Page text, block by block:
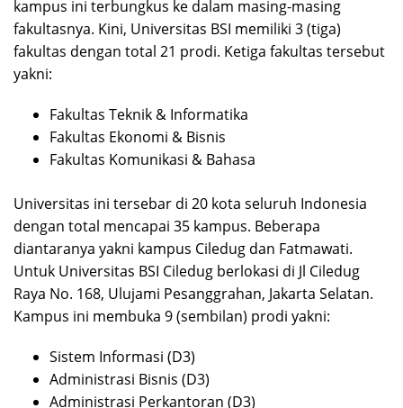
kampus ini terbungkus ke dalam masing-masing
fakultasnya. Kini, Universitas BSI memiliki 3 (tiga)
fakultas dengan total 21 prodi. Ketiga fakultas tersebut
yakni:
Fakultas Teknik & Informatika
Fakultas Ekonomi & Bisnis
Fakultas Komunikasi & Bahasa
Universitas ini tersebar di 20 kota seluruh Indonesia
dengan total mencapai 35 kampus. Beberapa
diantaranya yakni kampus Ciledug dan Fatmawati.
Untuk Universitas BSI Ciledug berlokasi di Jl Ciledug
Raya No. 168, Ulujami Pesanggrahan, Jakarta Selatan.
Kampus ini membuka 9 (sembilan) prodi yakni:
Sistem Informasi (D3)
Administrasi Bisnis (D3)
Administrasi Perkantoran (D3)